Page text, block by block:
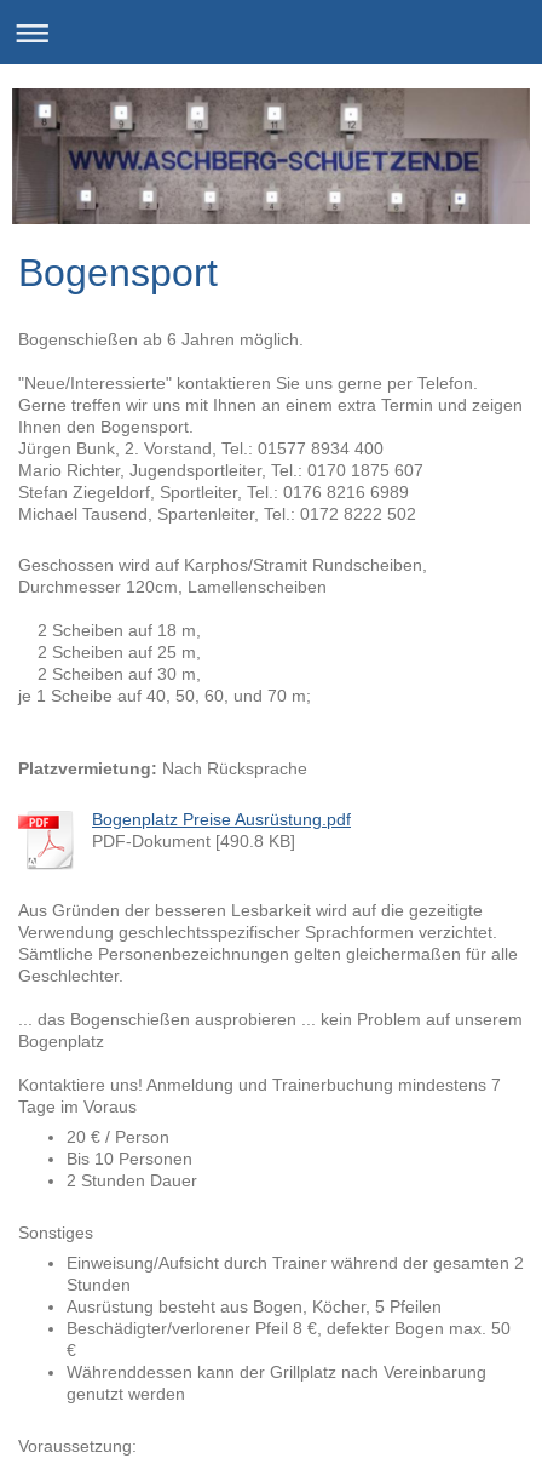
Bogensport
Bogenschießen ab 6 Jahren möglich.
"Neue/Interessierte" kontaktieren Sie uns gerne per Telefon.
Gerne treffen wir uns mit Ihnen an einem extra Termin und zeigen
Ihnen den Bogensport.
Jürgen Bunk, 2. Vorstand, Tel.: 01577 8934 400
Mario Richter, Jugendsportleiter, Tel.: 0170 1875 607
Stefan Ziegeldorf, Sportleiter, Tel.: 0176 8216 6989
Michael Tausend, Spartenleiter, Tel.: 0172 8222 502
Geschossen wird auf Karphos/Stramit Rundscheiben,
Durchmesser 120cm, Lamellenscheiben
2 Scheiben auf 18 m,
2 Scheiben auf 25 m,
2 Scheiben auf 30 m,
je 1 Scheibe auf 40, 50, 60, und 70 m;
Platzvermietung: Nach Rücksprache
Bogenplatz Preise Ausrüstung.pdf
PDF-Dokument [490.8 KB]
Aus Gründen der besseren Lesbarkeit wird auf die gezeitigte
Verwendung geschlechtsspezifischer Sprachformen verzichtet.
Sämtliche Personenbezeichnungen gelten gleichermaßen für alle
Geschlechter.
... das Bogenschießen ausprobieren ... kein Problem auf unserem
Bogenplatz
Kontaktiere uns! Anmeldung und Trainerbuchung mindestens 7
Tage im Voraus
20 € / Person
Bis 10 Personen
2 Stunden Dauer
Sonstiges
Einweisung/Aufsicht durch Trainer während der gesamten 2
Stunden
Ausrüstung besteht aus Bogen, Köcher, 5 Pfeilen
Beschädigter/verlorener Pfeil 8 €, defekter Bogen max. 50
€
Währenddessen kann der Grillplatz nach Vereinbarung
genutzt werden
Voraussetzung: